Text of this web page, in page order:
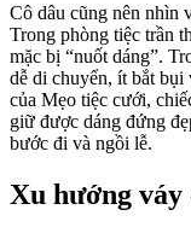
Cô dâu cũng nên nhìn
Trong phòng tiệc trần
mặc bị “nuốt dáng”.
dễ di chuyển, ít bắt
của Mẹo tiệc cưới,
giữ được dáng đứng
bước đi và ngồi lễ.
Xu hướng váy